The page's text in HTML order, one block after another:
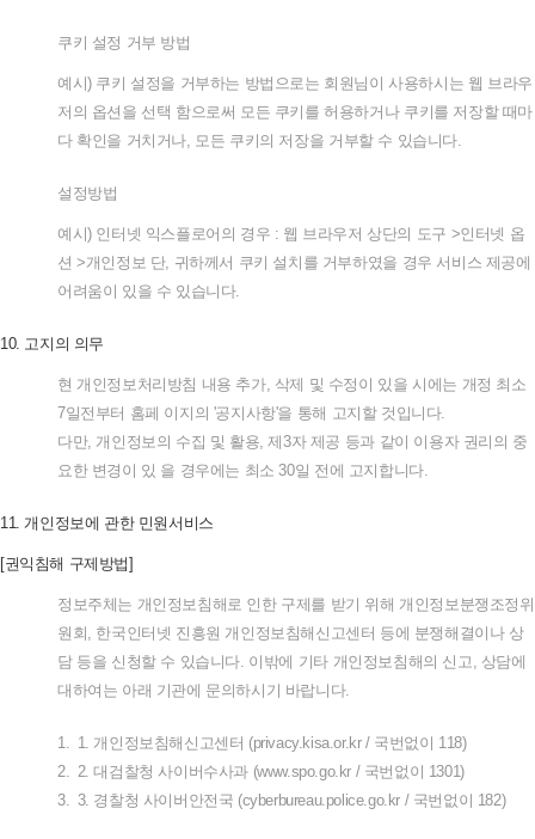
쿠키 설정 거부 방법
예시) 쿠키 설정을 거부하는 방법으로는 회원님이 사용하시는 웹 브라우
저의 옵션을 선택 함으로써 모든 쿠키를 허용하거나 쿠키를 저장할 때마
다 확인을 거치거나, 모든 쿠키의 저장을 거부할 수 있습니다.
설정방법
예시) 인터넷 익스플로어의 경우 : 웹 브라우저 상단의 도구 >인터넷 옵
션 >개인정보 단, 귀하께서 쿠키 설치를 거부하였을 경우 서비스 제공에
어려움이 있을 수 있습니다.
10. 고지의 의무
현 개인정보처리방침 내용 추가, 삭제 및 수정이 있을 시에는 개정 최소
7일전부터 홈페 이지의 '공지사항'을 통해 고지할 것입니다.
다만, 개인정보의 수집 및 활용,제 3자 제공 등과 같이 이용자 권리의 중
요한 변경이 있 을 경우에는 최소 30일 전에 고지합니다.
11.개인정보에 관한 민원서비스
[권익침해 구제방법]
정보주체는 개인정보침해로 인한 구제를 받기 위해 개인정보분쟁조정위
원회, 한국인터넷 진흥원 개인정보침해신고센터 등에 분쟁해결이나 상
담 등을 신청할 수 있습니다. 이밖에 기타 개인정보침해의 신고, 상담에
대하여는 아래 기관에 문의하시기 바랍니다.
1. 1. 개인정보침해신고센터 (privacy.kisa.or.kr / 국번없이 118)
2. 2.대검찰청 사이버수사과 (www.spo.go.kr / 국번없이 1301)
3. 3. 경찰청 사이버안전국 (cyberbureau.police.go.kr / 국번없이 182)